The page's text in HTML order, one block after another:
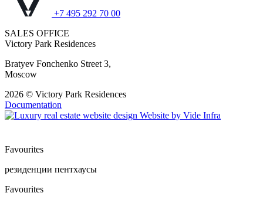
+7 495 292 70 00
SALES OFFICE
Victory Park Residences
Bratyev Fonchenko Street 3,
Moscow
2026 © Victory Park Residences
Documentation
Website by Vide Infra
Favourites
резиденции пентхаусы
Favourites